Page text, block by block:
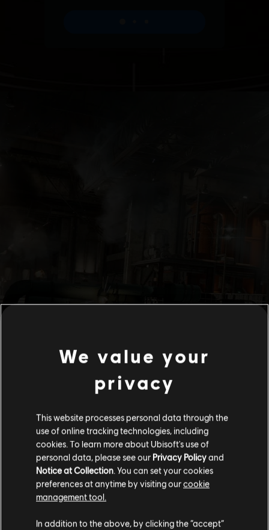
We value your
privacy
This website processes personal data through the
use of online tracking technologies, including
cookies. To learn more about Ubisoft's use of
personal data, please see our Privacy Policyand
Notice at Collection. You can set your cookies
preferences at anytime by visiting ourcookie
management tool.
In addition to the above, by clicking the “accept”